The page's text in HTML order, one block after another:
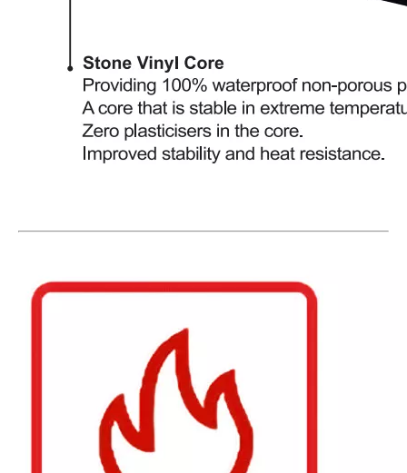
261-16 tuiles SPC de surface EIR 807-32 Dreaux de vinyle de surface Eir
30540 Eir Surface SPC Factory